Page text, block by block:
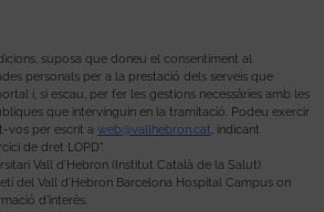
suposa que doneu el consentiment al
personals per a la prestació dels serveis que
i, si escau, per fer les gestions necessàries amb les
que intervinguin en la tramitació. Podeu exercir
vos per escrit a web@vallhebron.cat, indicant
de dret LOPD”.
Vall d’Hebron (Institut Català de la Salut).
del Vall d’Hebron Barcelona Hospital Campus on
d’interès.